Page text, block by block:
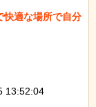
快適な場所で自分
13:52:04